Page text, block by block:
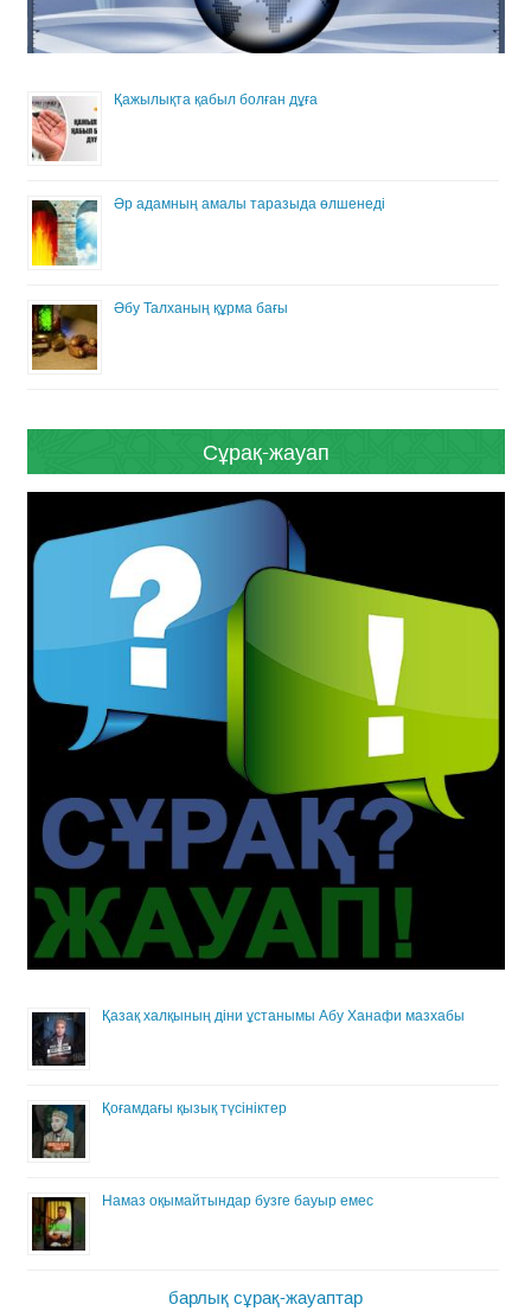
Қажылықта қабыл болған дұға
Әр адамның амалы таразыда өлшенеді
Әбу Талханың құрма бағы
Сұрақ-жауап
Қазақ халқының діни ұстанымы Абу Ханафи мазхабы
Қоғамдағы қызық түсініктер
Намаз оқымайтындар бузге бауыр емес
барлық сұрақ-жауаптар